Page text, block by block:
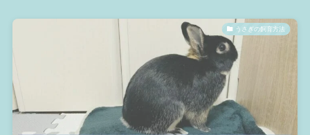
うさぎの飼育方法